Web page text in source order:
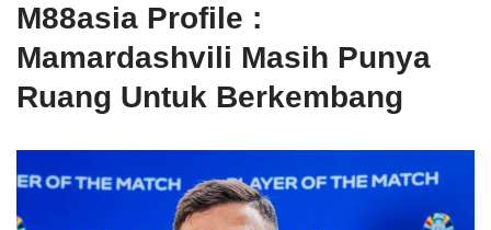
M88asia Profile :
Mamardashvili Masih Punya
Ruang Untuk Berkembang